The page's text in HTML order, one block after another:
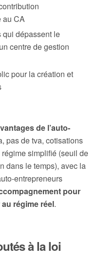
au CA
dépassent le
centre de gestion
pour la création et
de l’auto-
pas de tva, cotisations
simplifié (seuil de
dans le temps), avec la
entrepreneurs
pour
régime réel.
à la loi